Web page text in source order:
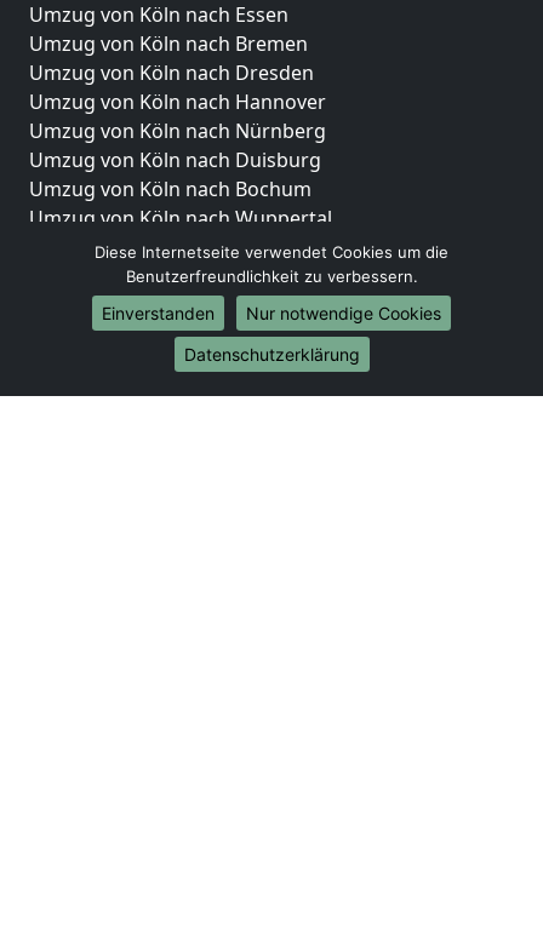
Umzug von Köln nach Essen
Umzug von Köln nach Bremen
Umzug von Köln nach Dresden
Umzug von Köln nach Hannover
Umzug von Köln nach Nürnberg
Umzug von Köln nach Duisburg
Umzug von Köln nach Bochum
Umzug von Köln nach Wuppertal
Umzug von Köln nach Bielefeld
Umzug von Köln nach Bonn
Umzug von Köln nach Münster
Internationale-Umzüge
Umzug von Köln nach Brasilien
Diese Internetseite verwendet Cookies um die
Benutzerfreundlichkeit zu verbessern.
Einverstanden
Nur notwendige Cookies
Datenschutzerklärung